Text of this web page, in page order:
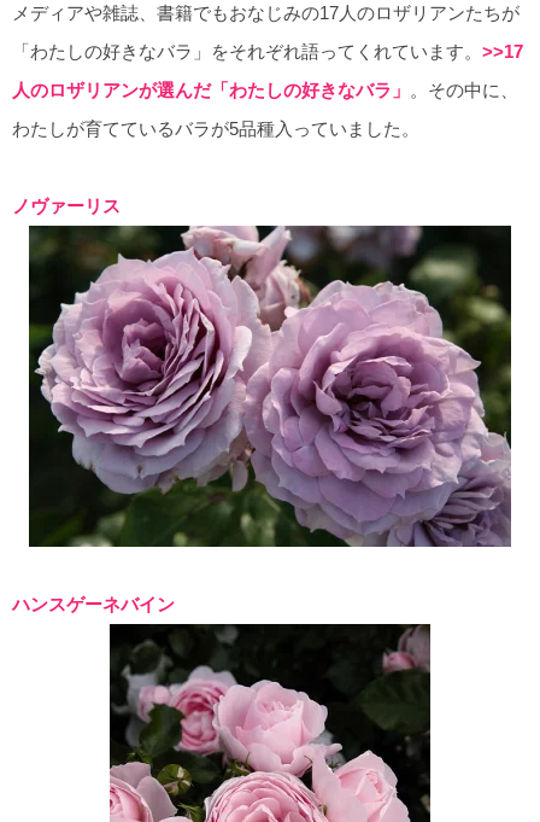
メディアや雑誌、書籍でもおなじみの17人のロザリアンたちが
「わたしの好きなバラ」をそれぞれ語ってくれています。 >>17
人のロザリアンが選んだ「わたしの好きなバラ」 。その中に、
わたしが育てているバラが5品種入っていました。
ノヴァーリス
ハンスゲーネバイン